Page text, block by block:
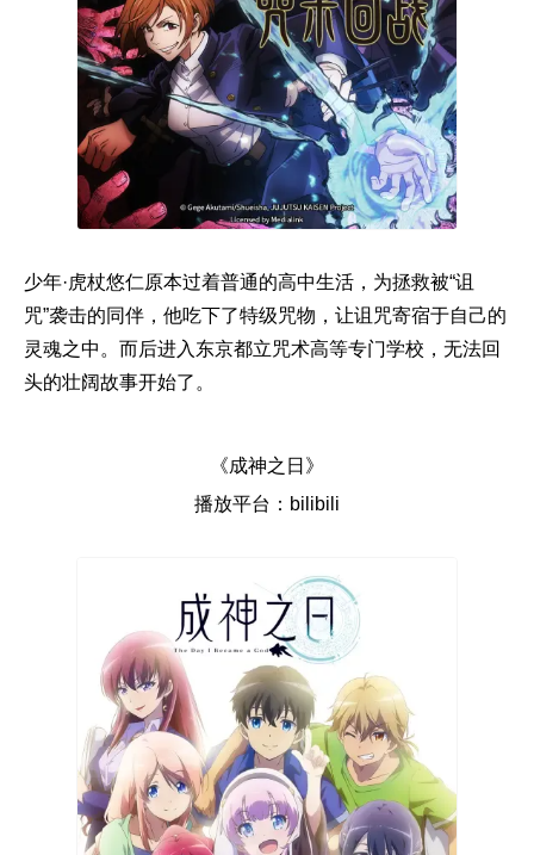
少年·虎杖悠仁原本过着普通的高中生活，为拯救被“诅
咒”袭击的同伴，他吃下了特级咒物，让诅咒寄宿于自己的
灵魂之中。而后进入东京都立咒术高等专门学校，无法回
头的壮阔故事开始了。
《成神之日》
播放平台：bilibili